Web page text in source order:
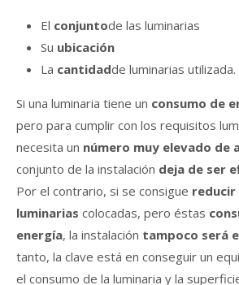
El conjuntode las luminarias
Su ubicación
La cantidadde luminarias utilizada.
Si una luminaria tiene un consumo de
pero para cumplir con los requisitos
necesita un número muy elevado de
conjunto de la instalación deja de ser
Por el contrario, si se consigue reducir
luminarias colocadas, pero éstas
energía, la instalación tampoco será
tanto, la clave está en conseguir un
el consumo de la luminaria y la